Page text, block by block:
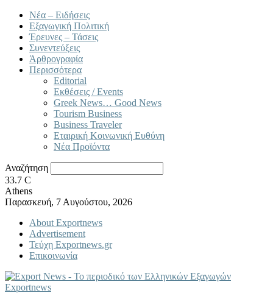
Νέα – Ειδήσεις
Εξαγωγική Πολιτική
Έρευνες – Τάσεις
Συνεντεύξεις
Άρθρογραφία
Περισσότερα
Editorial
Εκθέσεις / Events
Greek News… Good News
Tourism Business
Business Traveler
Εταιρική Κοινωνική Ευθύνη
Νέα Προϊόντα
Αναζήτηση
33.7 C
Athens
Παρασκευή, 7 Αυγούστου, 2026
About Exportnews
Advertisement
Τεύχη Exportnews.gr
Επικοινωνία
Exportnews